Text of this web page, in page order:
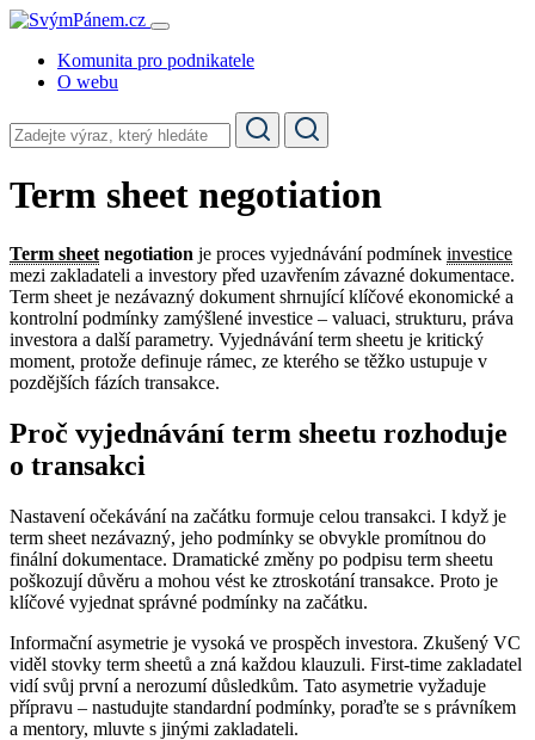
Komunita pro podnikatele
O webu
Term sheet negotiation
Term sheet negotiation je proces vyjednávání podmínek investice
mezi zakladateli a investory před uzavřením závazné dokumentace.
Term sheet je nezávazný dokument shrnující klíčové ekonomické a
kontrolní podmínky zamýšlené investice – valuaci, strukturu, práva
investora a další parametry. Vyjednávání term sheetu je kritický
moment, protože definuje rámec, ze kterého se těžko ustupuje v
pozdějších fázích transakce.
Proč vyjednávání term sheetu rozhoduje
o transakci
Nastavení očekávání na začátku formuje celou transakci. I když je
term sheet nezávazný, jeho podmínky se obvykle promítnou do
finální dokumentace. Dramatické změny po podpisu term sheetu
poškozují důvěru a mohou vést ke ztroskotání transakce. Proto je
klíčové vyjednat správné podmínky na začátku.
Informační asymetrie je vysoká ve prospěch investora. Zkušený VC
viděl stovky term sheetů a zná každou klauzuli. First-time zakladatel
vidí svůj první a nerozumí důsledkům. Tato asymetrie vyžaduje
přípravu – nastudujte standardní podmínky, poraďte se s právníkem
a mentory, mluvte s jinými zakladateli.